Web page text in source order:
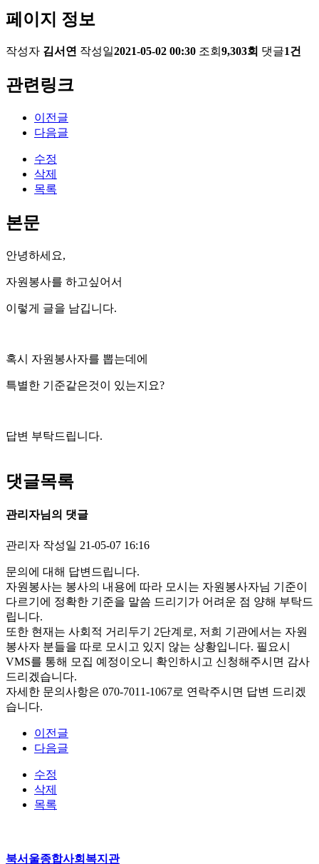
페이지 정보
작성자 김서연 작성일2021-05-02 00:30 조회 9,303회 댓글1건
관련링크
이전글
다음글
수정
삭제
목록
본문
안녕하세요,
자원봉사를 하고싶어서
이렇게 글을 남깁니다.
혹시 자원봉사자를 뽑는데에
특별한 기준같은것이 있는지요?
​​​​​​​답변 부탁드립니다.
댓글목록
관리자님의 댓글
관리자 작성일 21-05-07 16:16
문의에 대해 답변드립니다.
자원봉사는 봉사의 내용에 따라 모시는 자원봉사자님 기준이
다르기에 정확한 기준을 말씀 드리기가 어려운 점 양해 부탁드
립니다.
또한 현재는 사회적 거리두기 2단계로, 저희 기관에서는 자원
봉사자 분들을 따로 모시고 있지 않는 상황입니다. 필요시
VMS를 통해 모집 예정이오니 확인하시고 신청해주시면 감사
드리겠습니다.
자세한 문의사항은 070-7011-1067로 연락주시면 답변 드리겠
습니다.
이전글
다음글
수정
삭제
목록
북서울종합사회복지관